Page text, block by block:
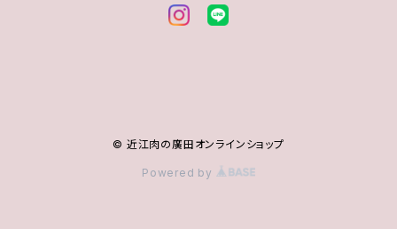
© 近江肉の廣田オンラインショップ
Powered by